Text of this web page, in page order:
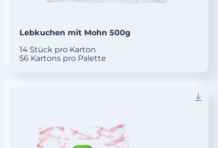
Lebkuchen mit Mohn 500g
14 Stück pro Karton
56 Kartons pro Palette